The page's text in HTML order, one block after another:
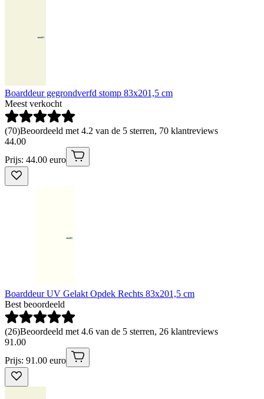
Boarddeur gegrondverfd stomp 83x201,5 cm
Meest verkocht
(70)Beoordeeld met 4.2 van de 5 sterren, 70 klantreviews
44.00
Prijs: 44.00 euro
Boarddeur UV Gelakt Opdek Rechts 83x201,5 cm
Best beoordeeld
(26)Beoordeeld met 4.6 van de 5 sterren, 26 klantreviews
91 .00
Prijs: 91.00 euro